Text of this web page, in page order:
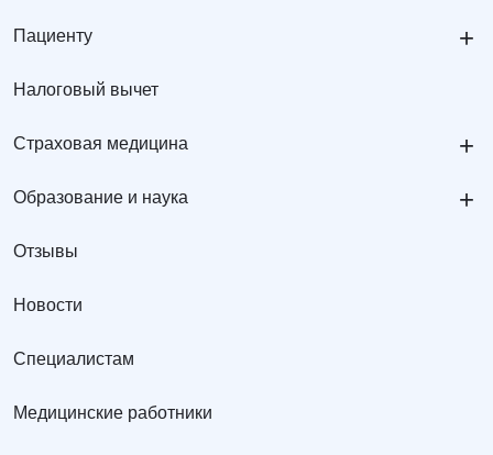
Пациенту +
Налоговый вычет
Страховая медицина +
Образование и наука +
Отзывы
Новости
Специалистам
Медицинские работники